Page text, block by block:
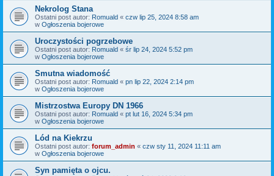
Nekrolog Stana
Ostatni post autor: Romuald « czw lip 25, 2024 8:58 am
w Ogłoszenia bojerowe
Uroczystości pogrzebowe
Ostatni post autor: Romuald « śr lip 24, 2024 5:52 pm
w Ogłoszenia bojerowe
Smutna wiadomość
Ostatni post autor: Romuald « pn lip 22, 2024 2:14 pm
w Ogłoszenia bojerowe
Mistrzostwa Europy DN 1966
Ostatni post autor: Romuald « pt lut 16, 2024 5:34 pm
w Ogłoszenia bojerowe
Lód na Kiekrzu
Ostatni post autor: forum_admin « czw sty 11, 2024 11:11 am
w Ogłoszenia bojerowe
Syn pamięta o ojcu.